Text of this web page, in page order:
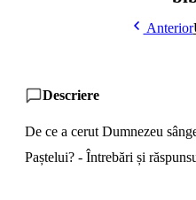
Anterior
Descriere
De ce a cerut Dumnezeu
Paștelui? - Întrebări și